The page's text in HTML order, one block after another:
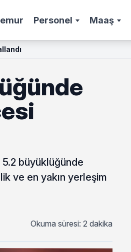
Personel Maaş
5.2 büyüklüğünde
ve en yakın yerleşim
Okuma süresi: 2 dakika